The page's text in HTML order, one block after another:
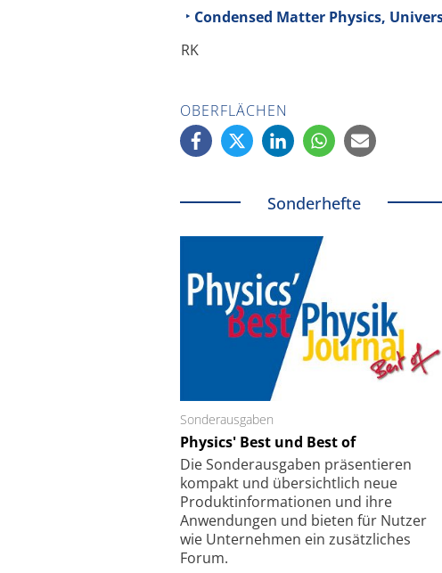
Condensed Matter Physics,
RK
OBERFLÄCHEN
Sonderhefte
Sonderausgaben
Physics' Best und Best of
Die Sonder­ausgaben präsentieren
kompakt und übersichtlich neue
Produkt­informationen und ihre
Anwendungen und bieten für Nutzer
wie Unternehmen ein zusätzliches
Forum.
Faserkoppler mit Super-